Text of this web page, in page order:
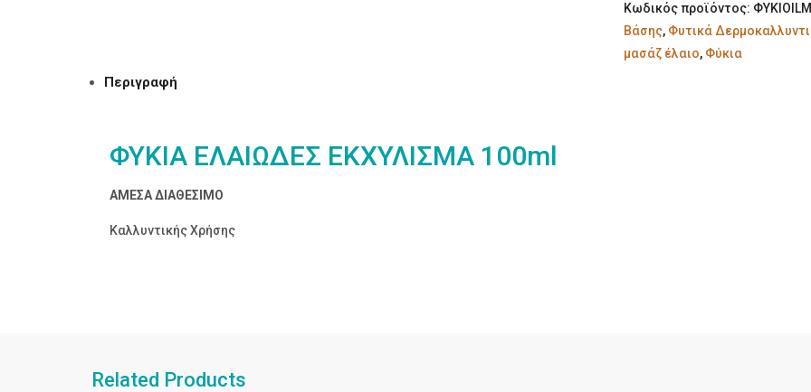
Κωδικός προϊόντος:
Βάσης, Φυτικά
μασάζ έλαιο, Φύκια
Περιγραφή
ΦΥΚΙΑ ΕΛΑΙΩΔΕΣ ΕΚΧΥΛΙΣΜΑ 100ml
ΑΜΕΣΑ ΔΙΑΘΕΣΙΜΟ
Καλλυντικής Χρήσης
Related Products